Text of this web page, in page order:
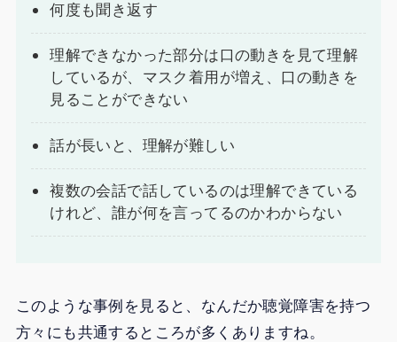
何度も聞き返す
理解できなかった部分は口の動きを見て理解
しているが、マスク着用が増え、口の動きを
見ることができない
話が長いと、理解が難しい
複数の会話で話しているのは理解できている
けれど、誰が何を言ってるのかわからない
このような事例を見ると、なんだか聴覚障害を持つ
方々にも共通するところが多くありますね。